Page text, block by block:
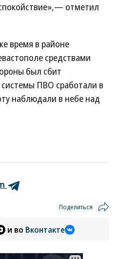
отметил
время в районе
средствами
был сбит
системы ПВО сработали в
наблюдали в небе над
Поделиться
и во Вконтакте